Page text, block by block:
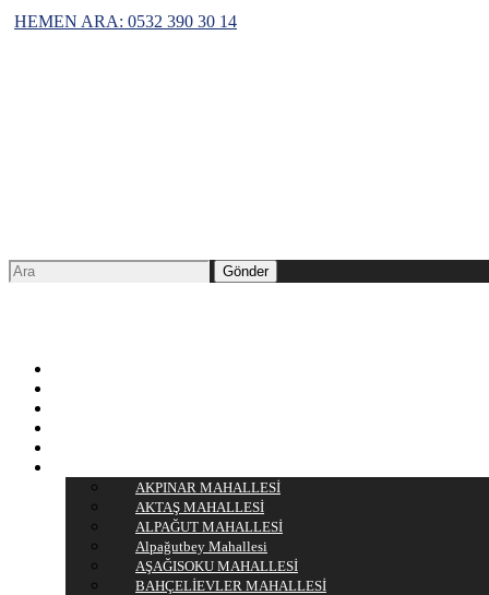
HEMEN ARA: 0532 390 30 14
AKPINAR MAHALLESİ
AKTAŞ MAHALLESİ
ALPAĞUT MAHALLESİ
Alpağutbey Mahallesi
AŞAĞISOKU MAHALLESİ
BAHÇELİEVLER MAHALLESİ